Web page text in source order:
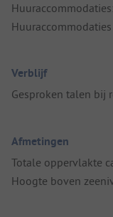
Verblijf
Gesproken talen bij
Afmetingen
Totale oppervlakte
Hoogte boven